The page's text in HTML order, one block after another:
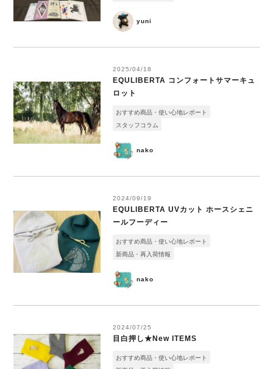
yuni
2025/04/18
EQULIBERTA コンフォートサマーキュ
ロット
nako
おすすめ商品・使い心地レポート
スタッフコラム
2024/09/19
EQULIBERTA UVカット ホースシェニ
ールフーディー
nako
おすすめ商品・使い心地レポート
新商品・再入荷情報
2024/07/25
目白押し★New ITEMS
おすすめ商品・使い心地レポート